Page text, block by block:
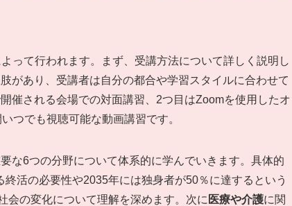
って行われます。まず、受講方法について詳しく説明し
があり、受講者は自分の都合や学習スタイルに合わせて
催される会場での対面講習、2つ目はZoomを使用したオ
つでも視聴可能な動画講習です。
な6つの分野について体系的に学んでいきます。具体的
活の必要性や2035年には独身者が50％に達するという
会の変化について理解を深めます。次に 医療や介護に関